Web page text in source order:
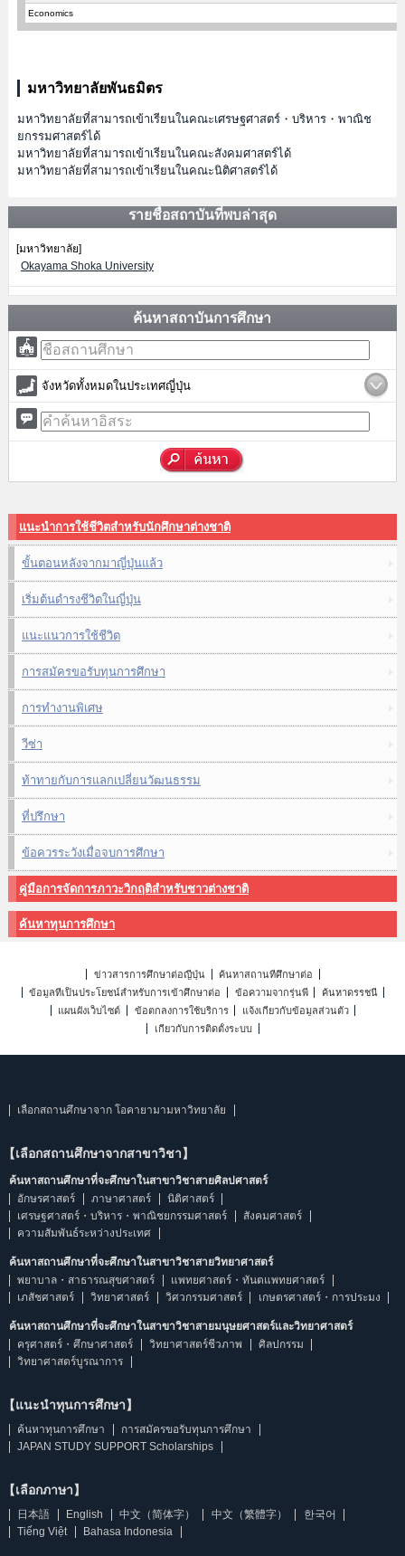
Economics
มหาวิทยาลัยพันธมิตร
มหาวิทยาลัยที่สามารถเข้าเรียนในคณะเศรษฐศาสตร์・บริหาร・พาณิช
ยกรรมศาสตร์ได้
มหาวิทยาลัยที่สามารถเข้าเรียนในคณะสังคมศาสตร์ได้
มหาวิทยาลัยที่สามารถเข้าเรียนในคณะนิติศาสตร์ได้
รายชื่อสถาบันที่พบล่าสุด
[มหาวิทยาลัย]
Okayama Shoka University
ค้นหาสถาบันการศึกษา
จังหวัดทั้งหมดในประเทศญี่ปุ่น
แนะนำการใช้ชีวิตสำหรับนักศึกษาต่างชาติ
ขั้นตอนหลังจากมาญี่ปุ่นแล้ว
เริ่มต้นดำรงชีวิตในญี่ปุ่น
แนะแนวการใช้ชีวิต
การสมัครขอรับทุนการศึกษา
การทำงานพิเศษ
วีซ่า
ท้าทายกับการแลกเปลี่ยนวัฒนธรรม
ที่ปรึกษา
ข้อควรระวังเมื่อจบการศึกษา
คู่มือการจัดการภาวะวิกฤติสำหรับชาวต่างชาติ
ค้นหาทุนการศึกษา
ข่าวสารการศึกษาต่อญี่ปุ่น
ค้นหาสถานที่ศึกษาต่อ
ข้อมูลที่เป็นประโยชน์สำหรับการเข้าศึกษาต่อ
ข้อความจากรุ่นพี่
ค้นหาดรรชนี
แผนผังเว็บไซต์
ข้อตกลงการใช้บริการ
แจ้งเกี่ยวกับข้อมูลส่วนตัว
เกี่ยวกับการติดตั้งระบบ
เลือกสถานศึกษาจาก โอคายามามหาวิทยาลัย
【เลือกสถานศึกษาจากสาขาวิชา】
ค้นหาสถานศึกษาที่จะศึกษาในสาขาวิชาสายศิลปศาสตร์
อักษรศาสตร์
ภาษาศาสตร์
นิติศาสตร์
เศรษฐศาสตร์・บริหาร・พาณิชยกรรมศาสตร์
สังคมศาสตร์
ความสัมพันธ์ระหว่างประเทศ
ค้นหาสถานศึกษาที่จะศึกษาในสาขาวิชาสายวิทยาศาสตร์
พยาบาล・สาธารณสุขศาสตร์
แพทยศาสตร์・ทันตแพทยศาสตร์
เภสัชศาสตร์
วิทยาศาสตร์ วิศวกรรมศาสตร์ เกษตรศาสตร์・การประมง
ค้นหาสถานศึกษาที่จะศึกษาในสาขาวิชาสายมนุษยศาสตร์และวิทยาศาสตร์
ครุศาสตร์・ศึกษาศาสตร์
วิทยาศาสตร์ชีวภาพ
ศิลปกรรม
วิทยาศาสตร์บูรณาการ
【แนะนำทุนการศึกษา】
ค้นหาทุนการศึกษา
การสมัครขอรับทุนการศึกษา
JAPAN STUDY SUPPORT Scholarships
【เลือกภาษา】
日本語 English 中文（简体字） 中文（繁體字）
한국어
Tiếng Việt
Bahasa Indonesia